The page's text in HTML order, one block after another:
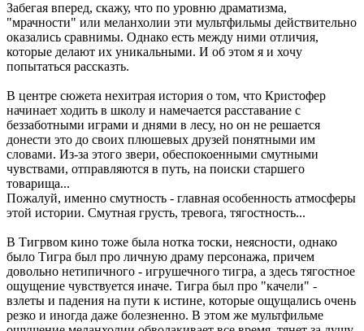
Забегая вперед, скажу, что по уровню драматизма,
"мрачности" или меланхолии эти мультфильмы действительно
оказались сравнимы. Однако есть между ними отличия,
которые делают их уникальными. И об этом я и хочу
попытаться рассказть.
В центре сюжета нехитрая история о том, что Кристофер
начинает ходить в школу и намечается расставание с
беззаботными играми и днями в лесу, но он не решается
донести это до своих плюшевых друзей понятными им
словами. Из-за этого звери, обеспокоенными смутными
чувствами, отправляются в путь, на поиски старшего
товарища...
Пожалуй, именно смутность - главная особенность атмосферы
этой истории. Смутная грусть, тревога, тягостность...
В Тигрвом кино тоже была нотка тоски, неясности, однако
было Тигра был про личную драму персонажа, причем
довольно нетипичного - игрушечного тигра, а здесь тягостное
ощущение чувствуется иначе. Тигра был про "качели" -
взлеты и падения на пути к истине, которые ощущались очень
резко и иногда даже болезненно. В этом же мультфильме